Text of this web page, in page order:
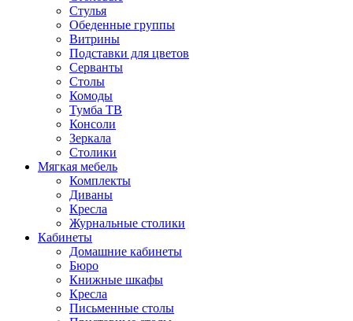
Стулья
Обеденные группы
Витрины
Подставки для цветов
Серванты
Столы
Комоды
Тумба ТВ
Консоли
Зеркала
Столики
Мягкая мебель
Комплекты
Диваны
Кресла
Журнальные столики
Кабинеты
Домашние кабинеты
Бюро
Книжные шкафы
Кресла
Письменные столы